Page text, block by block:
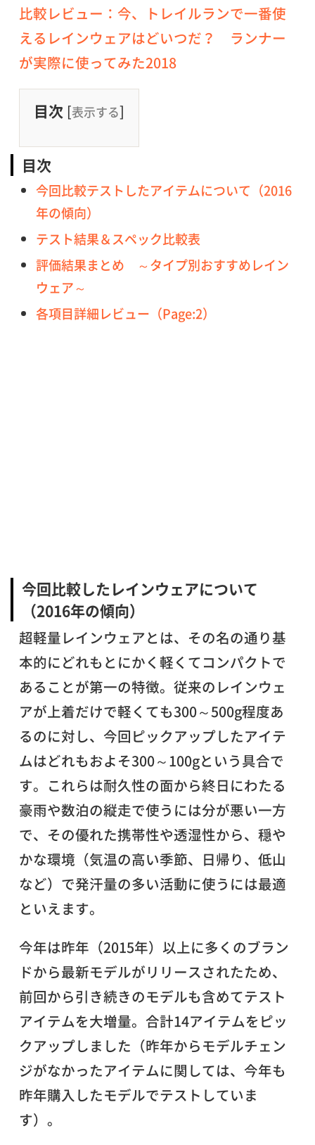
比較レビュー：今、トレイルランで一番使
えるレインウェアはどいつだ？ ランナー
が実際に使ってみた2018
目次 [表示する]
目次
今回比較テストしたアイテムについて（2016
年の傾向）
テスト結果＆スペック比較表
評価結果まとめ ～タイプ別おすすめレイン
ウェア～
各項目詳細レビュー（Page:2）
今回比較したレインウェアについて
（2016年の傾向）
超軽量レインウェアとは、その名の通り基
本的にどれもとにかく軽くてコンパクトで
あることが第一の特徴。従来のレインウェ
アが上着だけで軽くても300～500g程度あ
るのに対し、今回ピックアップしたアイテ
ムはどれもおよそ300～100gという具合で
す。これらは耐久性の面から終日にわたる
豪雨や数泊の縦走で使うには分が悪い一方
で、その優れた携帯性や透湿性から、穏や
かな環境（気温の高い季節、日帰り、低山
など）で発汗量の多い活動に使うには最適
といえます。
今年は昨年（2015年）以上に多くのブラン
ドから最新モデルがリリースされたため、
前回から引き続きのモデルも含めてテスト
アイテムを大増量。合計14アイテムをピッ
クアップしました（昨年からモデルチェン
ジがなかったアイテムに関しては、今年も
昨年購入したモデルでテストしていま
す）。